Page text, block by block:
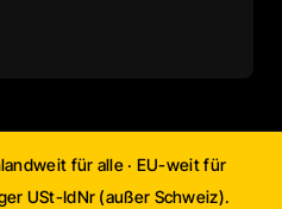
für alle · EU-weit für
USt-IdNr (außer Schweiz).